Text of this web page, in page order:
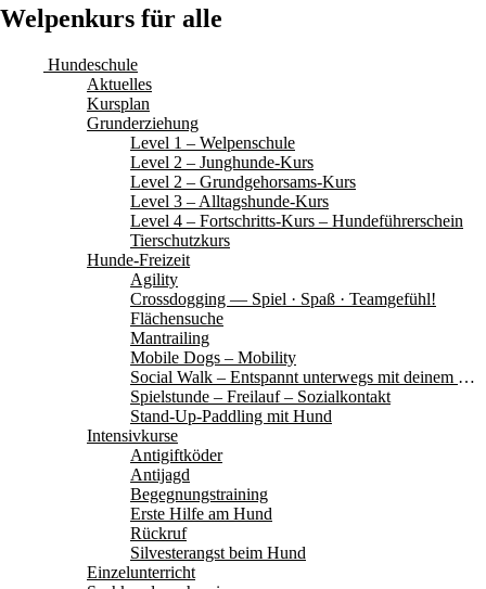
Welpenkurs für alle
Hundeschule
Aktuelles
Kursplan
Grunderziehung
Level 1 – Welpenschule
Level 2 – Junghunde-Kurs
Level 2 – Grundgehorsams-Kurs
Level 3 – Alltagshunde-Kurs
Level 4 – Fortschritts-Kurs – Hundeführerschein
Tierschutzkurs
Hunde-Freizeit
Agility
Crossdogging — Spiel · Spaß · Teamgefühl!
Flächensuche
Mantrailing
Mobile Dogs – Mobility
Social Walk – Entspannt unterwegs mit deinem Hund
Spielstunde – Freilauf – Sozialkontakt
Stand-Up-Paddling mit Hund
Intensivkurse
Antigiftköder
Antijagd
Begegnungstraining
Erste Hilfe am Hund
Rückruf
Silvesterangst beim Hund
Einzelunterricht